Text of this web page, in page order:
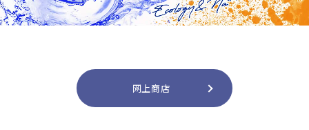
网上商店